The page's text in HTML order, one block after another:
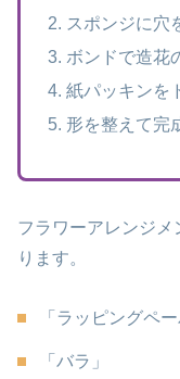
スポンジに穴
ボンドで造花
紙パッキンを
形を整えて完
フラワーアレンジ
ります。
「ラッピングペー
「バラ」